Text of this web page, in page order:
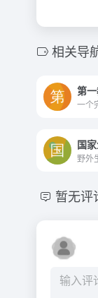
相关导
第
国
暂无评